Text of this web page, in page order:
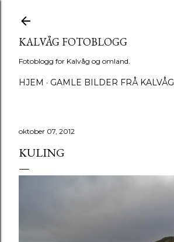
KALVÅG FOTOBLOGG
Fotoblogg for Kalvåg og omland.
HJEM GAMLE BILDER FRÅ KALVÅG
oktober 07, 2012
KULING